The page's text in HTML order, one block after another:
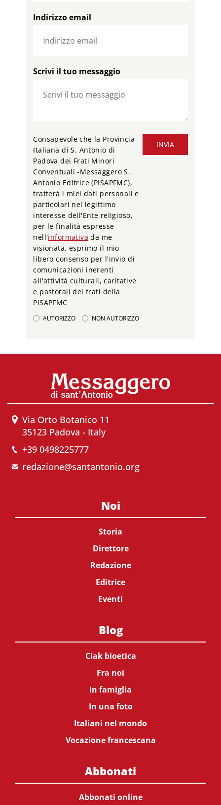
Indirizzo email
Scrivi il tuo messaggio
INVIA
Consapevole che la Provincia
Italiana di S. Antonio di
Padova dei Frati Minori
Conventuali -Messaggero S.
Antonio Editrice (PISAPFMC),
tratterà i miei dati personali e
particolari nel legittimo
interesse dell'Ente religioso,
per le finalità espresse
nell'informativa da me
visionata, esprimo il mio
libero consenso per l'invio di
comunicazioni inerenti
all'attività culturali, caritative
e pastorali dei frati della
PISAPFMC
AUTORIZZO NON AUTORIZZO
Via Orto Botanico 11
35123 Padova - Italy
+39 0498225777
redazione@santantonio.org
Noi
Storia
Direttore
Redazione
Editrice
Eventi
Blog
Ciak bioetica
Fra noi
In famiglia
In una foto
Italiani nel mondo
Vocazione francescana
Abbonati
Abbonati online